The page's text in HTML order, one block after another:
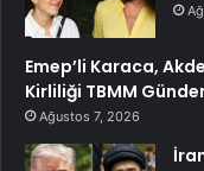
Emep’li Karaca,
Kirliliği TBMM
Ağustos 7, 2026